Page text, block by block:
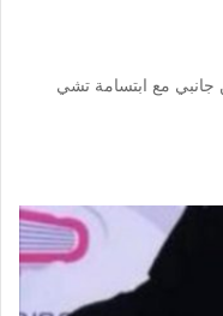
مع ابتسامة تشي